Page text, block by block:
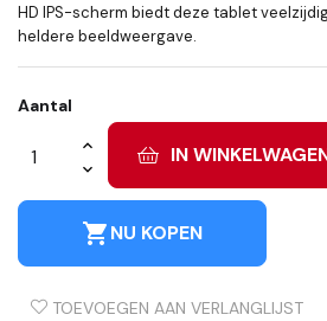
HD IPS-scherm biedt deze tablet
heldere beeldweergave.
Aantal
IN
shopping_cartNU KOPEN
TOEVOEGEN AAN VERLANGLIJST